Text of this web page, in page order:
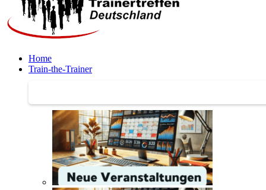
Home
Train-the-Trainer